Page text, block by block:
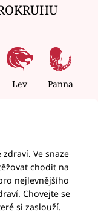
Lev Panna
Ve snaze
chodit na
nejlevnějšího
Chovejte se
si zaslouží.